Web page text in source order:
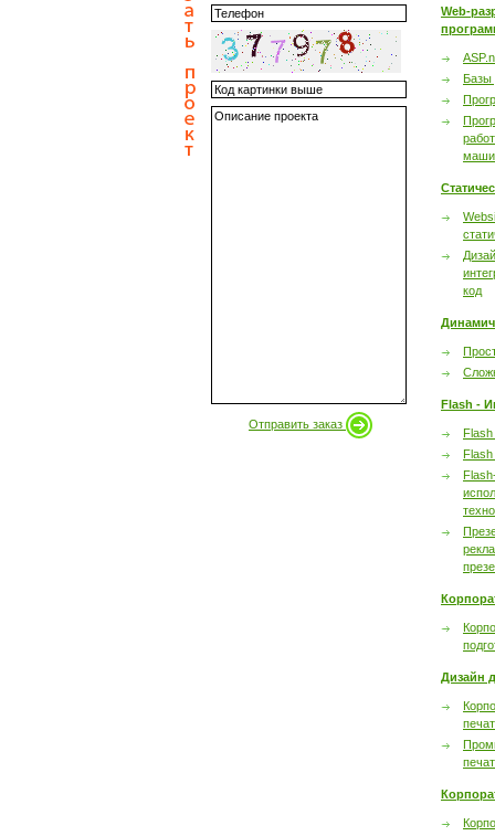
Отправить заказ
Web-
Базы
код
Flash -
Flash
Дизайн